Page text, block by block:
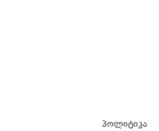
პოლიტიკა